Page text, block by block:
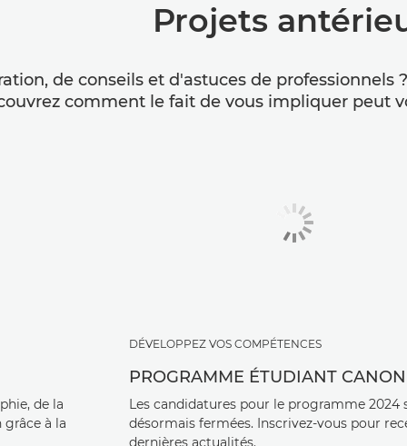
Projets
de conseils et d'astuces de
comment le fait de vous impliquer peut
de la
à la
DÉVELOPPEZ VOS COMPÉTENCES
PROGRAMME ÉTUDIANT
Les candidatures pour le programme 2024
désormais fermées. Inscrivez-vous pour
dernières actualités.